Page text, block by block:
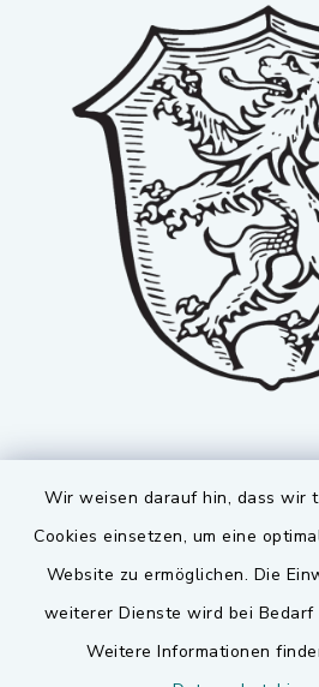
Wir weisen darauf hin, dass wir
Cookies einsetzen, um eine
Website zu ermöglichen. Die
weiterer Dienste wird bei
Weitere Informationen